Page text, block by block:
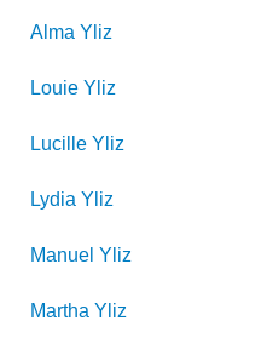
Alma Yliz
Louie Yliz
Lucille Yliz
Lydia Yliz
Manuel Yliz
Martha Yliz